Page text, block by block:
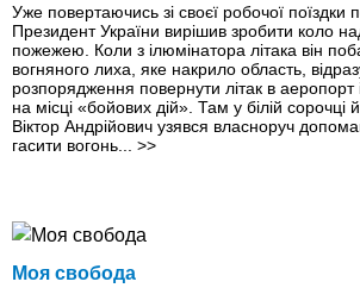
Уже повертаючись зі своєї робочої поїздки
Президент України вирішив зробити коло
пожежею. Коли з ілюмінатора літака він
вогняного лиха, яке накрило область,
розпорядження повернути літак в
на місці «бойових дій». Там у білій сорочці
Віктор Андрійович узявся власноруч
гасити вогонь... >>
Моя свобода